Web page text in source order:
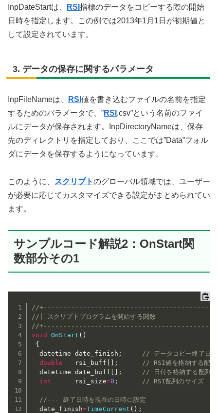
InpDateStartは、 RSI 指標のデータをコピーする際の開始
日時を指定します。この例では2013年1月1日が初期値と
して設定されています。
3. データの保存に関するパラメータ
InpFileNameは、 RSI 値を書き込むファイルの名前を指定
するためのパラメータで、”RSI .csv”という名前のファイ
ルにデータが保存されます。InpDirectoryNameは、保存
先のディレクトリを指定しており、ここでは”Data”フォル
ダにデータを保存するようになっています。
このように、 スクリプトのグローバル領域では、ユーザー
が必要に応じてカスタマイズできる設定がまとめられてい
ます。
サンプルコード解説2：OnStart関
数部分その1
//
//| スクリプトプログラムを開始する関数
//
void
OnStart ( )
{
  datetime date_finish
;
// データコピー終了日時
double
   rsi_buff
[ ] ;
// RSI値を格納する配列
  datetime date_buff
[ ] ;
// 日付を格納する配列
int
      rsi_size
=0 ; // RSI配列のサイズ
//--- 終了日時を現在の日時に設定
  date_finish
=TimeCurrent ( ) ;